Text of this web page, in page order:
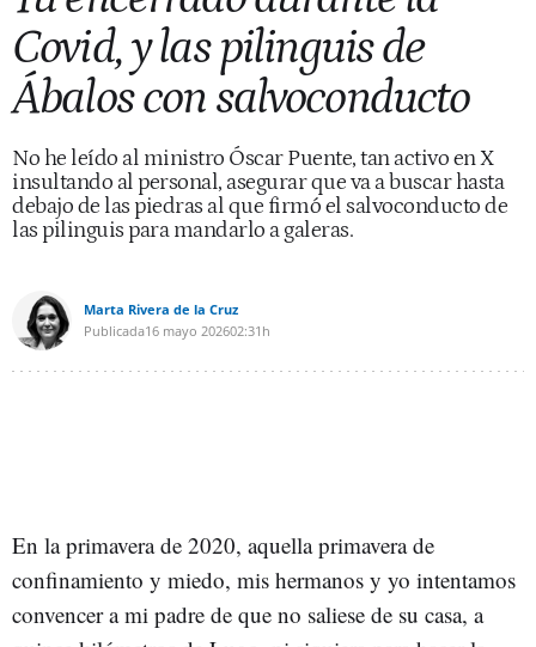
Covid, y las pilinguis de
Ábalos con salvoconducto
No he leído al ministro Óscar Puente, tan activo en X
insultando al personal, asegurar que va a buscar hasta
debajo de las piedras al que firmó el salvoconducto de
las pilinguis para mandarlo a galeras.
Marta Rivera de la Cruz
Publicada16 mayo 202602:31h
En la primavera de 2020, aquella primavera de
confinamiento y miedo, mis hermanos y yo intentamos
convencer a mi padre de que no saliese de su casa, a